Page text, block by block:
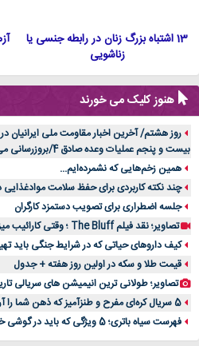
13 اشتباه بزرگ زنان در رابطه جنسی یا
زناشویی
هنوز کلیک می خورند
روز هشتم/ آخرین اخبار مقاومت ملی ایرانیان
بیست و پنجم عملیات وعده صادق 4/بروزرسانی می شود
همین زخم‌هایی که نشمرده‌ایم...
چند نکته کاربردی برای حفظ سلامت
جلسه اضطراری برای تصویب دستمزد کارگران
تصاویر؛ نقد فیلم The Bluff ؛ وقتی کارائیب میزبان جان ویک می‌شود
کیف داروهای حیاتی که در شرایط جنگی باید
قیمت طلا و سکه در اولین روز هفته + جدول
تصاویر؛ طولانی ترین انیمیشن های سریالی
5 سریال کره‌ای مفرح و طنزآمیز که ذهن شما را آرام می‌کنند
فهرست سیاه باتری؛ 5 ویژگی که باید در گوشی خود غیرفعال کنید